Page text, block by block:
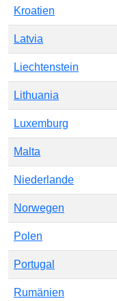
Kroatien
Latvia
Liechtenstein
Lithuania
Luxemburg
Malta
Niederlande
Norwegen
Polen
Portugal
Rumänien